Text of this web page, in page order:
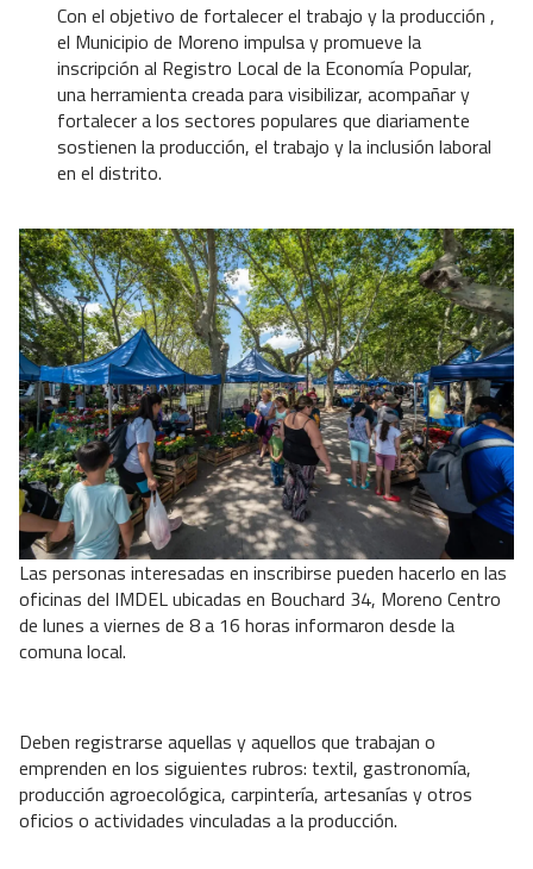
Con el objetivo de fortalecer el trabajo y la producción ,
el Municipio de Moreno impulsa y promueve la
inscripción al Registro Local de la Economía Popular,
una herramienta creada para visibilizar, acompañar y
fortalecer a los sectores populares que diariamente
sostienen la producción, el trabajo y la inclusión laboral
en el distrito.
Las personas interesadas en inscribirse pueden hacerlo en las
oficinas del IMDEL ubicadas en Bouchard 34, Moreno Centro
de lunes a viernes de 8 a 16 horas informaron desde la
comuna local.
Deben registrarse aquellas y aquellos que trabajan o
emprenden en los siguientes rubros: textil, gastronomía,
producción agroecológica, carpintería, artesanías y otros
oficios o actividades vinculadas a la producción.